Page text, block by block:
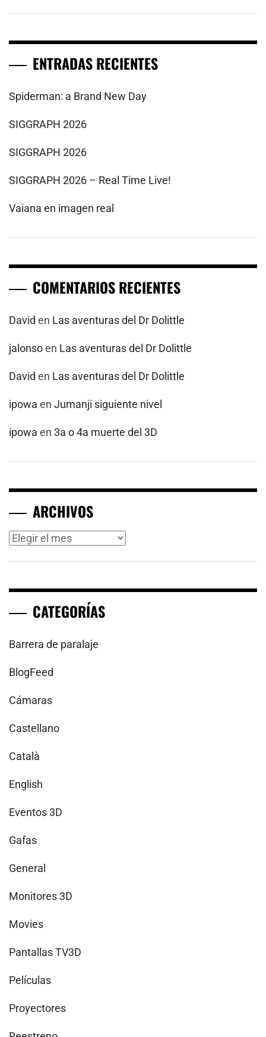
ENTRADAS RECIENTES
Spiderman: a Brand New Day
SIGGRAPH 2026
SIGGRAPH 2026
SIGGRAPH 2026 – Real Time Live!
Vaiana en imagen real
COMENTARIOS RECIENTES
David en Las aventuras del Dr Dolittle
jalonsoen Las aventuras del Dr Dolittle
David en Las aventuras del Dr Dolittle
ipowa en Jumanji siguiente nivel
ipowa en 3a o 4a muerte del 3D
ARCHIVOS
Archivos
CATEGORÍAS
Barrera de paralaje
BlogFeed
Cámaras
Castellano
Català
English
Eventos 3D
Gafas
General
Monitores 3D
Movies
Pantallas TV3D
Películas
Proyectores